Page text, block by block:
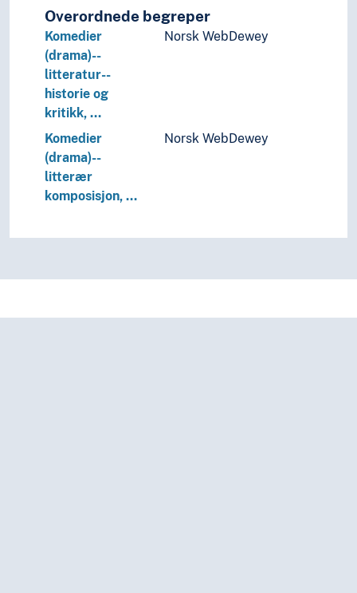
Overordnede begreper
Komedier
(drama)--
litteratur--
historie og
kritikk, …
Norsk WebDewey
Komedier
(drama)--
litterær
komposisjon, …
Norsk WebDewey